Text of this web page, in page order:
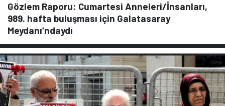
Gözlem Raporu: Cumartesi Anneleri/İnsanları,
989. hafta buluşması için Galatasaray
Meydanı’ndaydı